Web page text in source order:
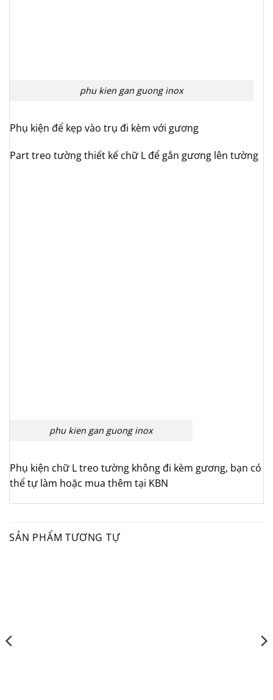
phu kien gan guong inox
Phụ kiện để kẹp vào trụ đi kèm với gương
Part treo tường thiết kế chữ L để gắn gương lên tường
phu kien gan guong inox
Phụ kiện chữ L treo tường không đi kèm gương, bạn có
thể tự làm hoặc mua thêm tại KBN
SẢN PHẨM TƯƠNG TỰ